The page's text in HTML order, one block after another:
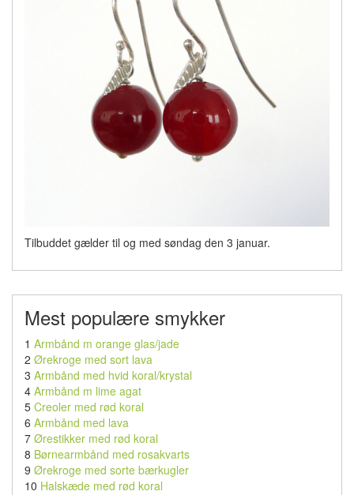
Tilbuddet gælder til og med søndag den 3 januar.
Mest populære smykker
1 Armbånd m orange glas/jade
2 Ørekroge med sort lava
3 Armbånd med hvid koral/krystal
4 Armbånd m lime agat
5 Creoler med rød koral
6 Armbånd med lava
7 Ørestikker med rød koral
8 Børnearmbånd med rosakvarts
9 Ørekroge med sorte bærkugler
10 Halskæde med rød koral